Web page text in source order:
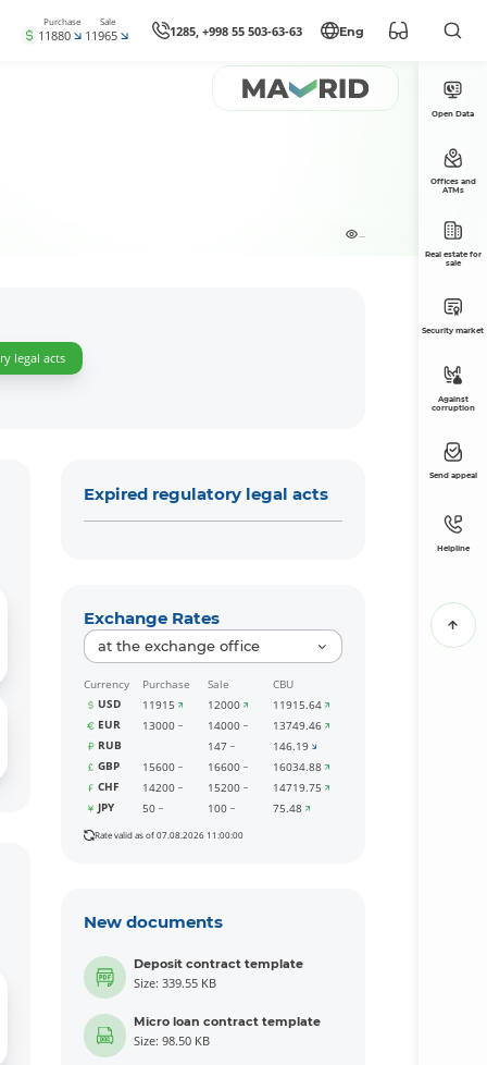
Purchase
11880
Sale
11965 1285, +998 55 503-63-63 Eng
...
legal acts
Expired regulatory legal acts
Exchange Rates
at the exchange office
Currency Purchase Sale
CBU
USD
11915 12000
11915.64
EUR
13000 14000
13749.46
RUB
147
146.19
GBP
15600 16600
16034.88
CHF
14200 15200
14719.75
JPY
50 100 75.48
Rate valid as of 07.08.2026 11:00:00
New documents
Deposit contract template
Size: 339.55 KB
Micro loan contract template
Size: 98.50 KB
Open Data
Offices and
ATMs
Real estate for
sale
Security market
Against
corruption
Send appeal
Helpline